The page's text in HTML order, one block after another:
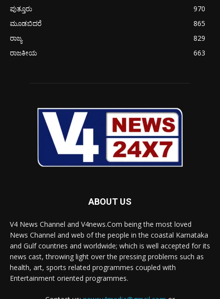
ಪುತ್ತೂರು
970
ಮೂಡಬಿದರೆ
865
ರಾಜ್ಯ
829
ರಾಜಕೀಯ
663
ABOUT US
V4 News Channel and V4news.Com being the most loved
News Channel and web of the people in the coastal Karnataka
and Gulf countries and worldwide; which is well accepted for its
news cast, throwing light over the pressing problems such as
health, art, sports related programmes coupled with
Entertainment oriented programmes.